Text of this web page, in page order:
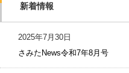
新着情報
2025年7月30日
さみたNews令和7年8月号